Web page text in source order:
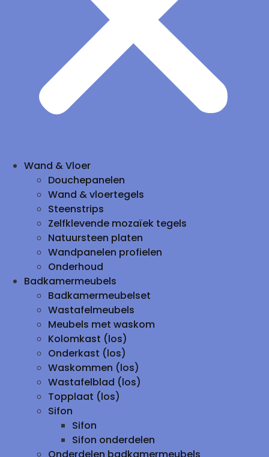
Wand & Vloer
Douchepanelen
Wand & vloertegels
Steenstrips
Zelfklevende mozaïek tegels
Natuursteen platen
Wandpanelen profielen
Onderhoud
Badkamermeubels
Badkamermeubelset
Wastafelmeubels
Meubels met waskom
Kolomkast (los)
Onderkast (los)
Waskommen (los)
Wastafelblad (los)
Topplaat (los)
Sifon
Sifon
Sifon onderdelen
Onderdelen badkamermeubels